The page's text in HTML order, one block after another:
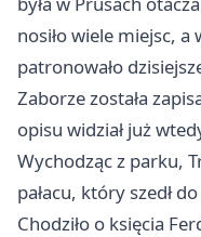
nosiło wiele miejsc,
patronowało
Zaborze została
opisu widział już
Wychodząc z parku,
pałacu, który szedł
Chodziło o księcia